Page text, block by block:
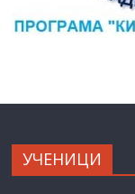
УЧЕНИЦИ